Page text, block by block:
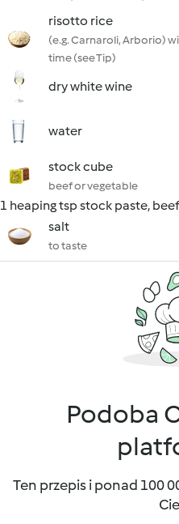
risotto rice
(e.g. Carnaroli, Arborio)
time (see Tip)
dry white wine
water
stock cube
beef or vegetable
1 heaping tsp stock paste,
salt
to taste
Podoba
Ten przepis i ponad 100